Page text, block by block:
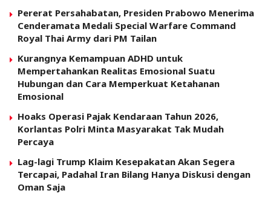
Pererat Persahabatan, Presiden Prabowo Menerima
Cenderamata Medali Special Warfare Command
Royal Thai Army dari PM Tailan
Kurangnya Kemampuan ADHD untuk
Mempertahankan Realitas Emosional Suatu
Hubungan dan Cara Memperkuat Ketahanan
Emosional
Hoaks Operasi Pajak Kendaraan Tahun 2026,
Korlantas Polri Minta Masyarakat Tak Mudah
Percaya
Lag-lagi Trump Klaim Kesepakatan Akan Segera
Tercapai, Padahal Iran Bilang Hanya Diskusi dengan
Oman Saja